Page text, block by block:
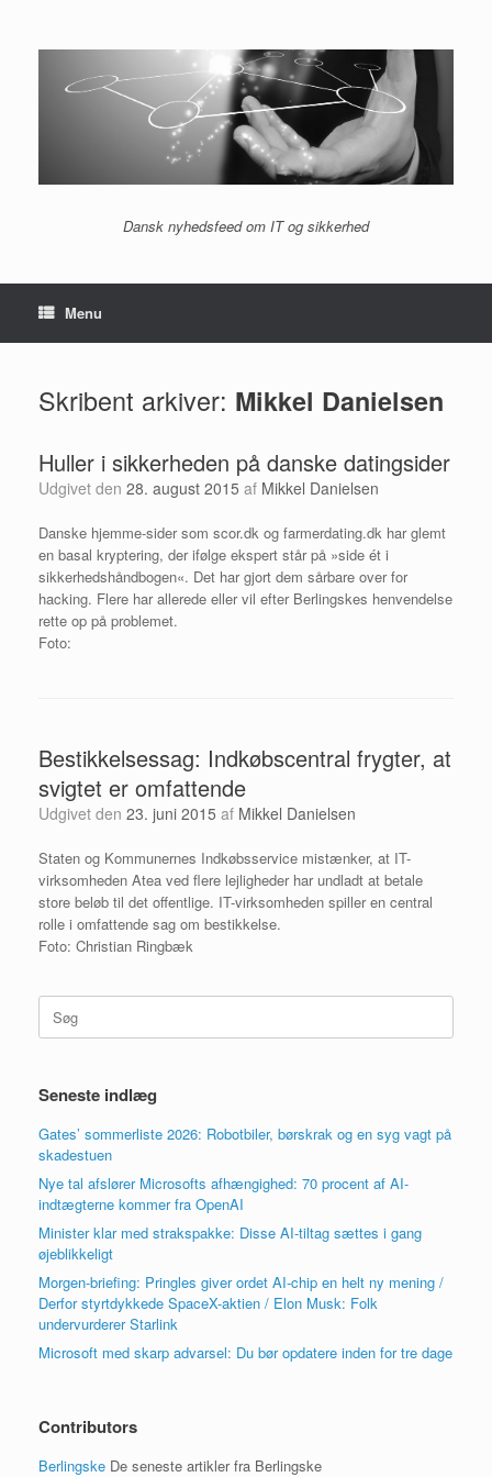
indhold
Dansk nyhedsfeed om IT og sikkerhed
Menu
Skribent arkiver: Mikkel Danielsen
Huller i sikkerheden på danske datingsider
Udgivet den 28. august 2015 af Mikkel Danielsen
Danske hjemme-sider som scor.dk og farmerdating.dk har glemt
en basal kryptering, der ifølge ekspert står på »side ét i
sikkerhedshåndbogen«. Det har gjort dem sårbare over for
hacking. Flere har allerede eller vil efter Berlingskes henvendelse
rette op på problemet.
Foto:
Bestikkelsessag: Indkøbscentral­ frygter, at
svigtet er omfattende­
Udgivet den 23. juni 2015 af Mikkel Danielsen
Staten og Kommunernes Indkøbsservice mistænker, at IT-
virksomheden Atea ved flere lejligheder har undladt at betale
store beløb til det offentlige. IT-virksomheden spiller en central
rolle i omfattende sag om bestikkelse.
Foto: Christian Ringbæk
Søg
efter:
Seneste indlæg
Gates’ sommerliste 2026: Robotbiler, børskrak og en syg vagt på
skadestuen
Nye tal afslører Microsofts afhængighed: 70 procent af AI-
indtægterne kommer fra OpenAI
Minister klar med strakspakke: Disse AI-tiltag sættes i gang
øjeblikkeligt
Morgen-briefing: Pringles giver ordet AI-chip en helt ny mening /
Derfor styrtdykkede SpaceX-aktien / Elon Musk: Folk
undervurderer Starlink
Microsoft med skarp advarsel: Du bør opdatere inden for tre dage
Contributors
Berlingske De seneste artikler fra Berlingske